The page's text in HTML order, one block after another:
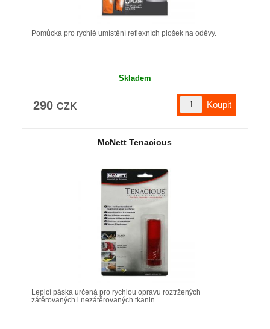
Pomůcka pro rychlé umístění reflexních plošek na oděvy.
Skladem
290 CZK
McNett Tenacious
Lepicí páska určená pro rychlou opravu roztržených
zátěrovaných i nezátěrovaných tkanin ...